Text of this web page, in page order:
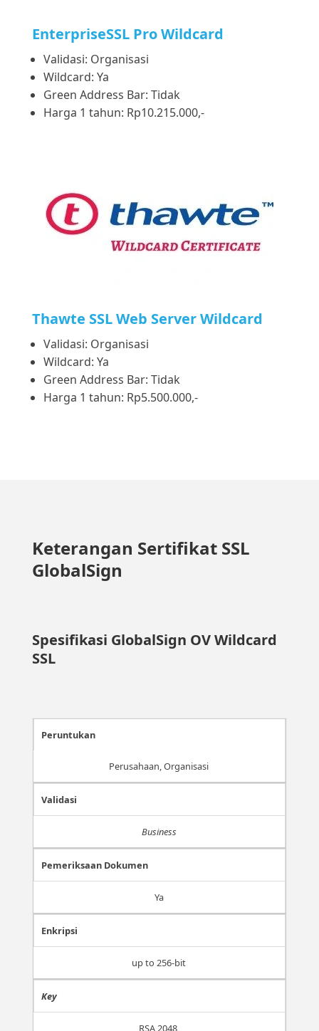
EnterpriseSSL Pro Wildcard
Validasi: Organisasi
Wildcard: Ya
Green Address Bar: Tidak
Harga 1 tahun: Rp10.215.000,-
Thawte SSL Web Server Wildcard
Validasi: Organisasi
Wildcard: Ya
Green Address Bar: Tidak
Harga 1 tahun: Rp5.500.000,-
Keterangan Sertifikat SSL
GlobalSign
Spesifikasi GlobalSign OV Wildcard
SSL
Peruntukan
Perusahaan, Organisasi
Validasi
Business
Pemeriksaan Dokumen
Ya
Enkripsi
up to 256-bit
Key
RSA 2048,